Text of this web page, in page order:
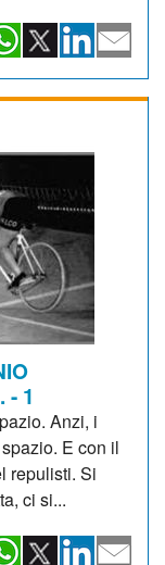
- 1
Anzi, i
E con il
repulisti. Si
ci si...